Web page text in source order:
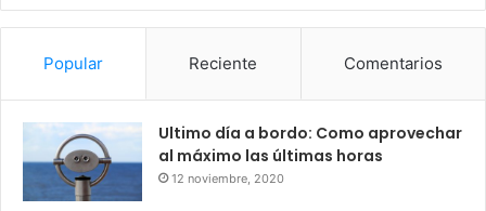
Popular Reciente Comentarios
Ultimo día a bordo: Como aprovechar
al máximo las últimas horas
12 noviembre, 2020